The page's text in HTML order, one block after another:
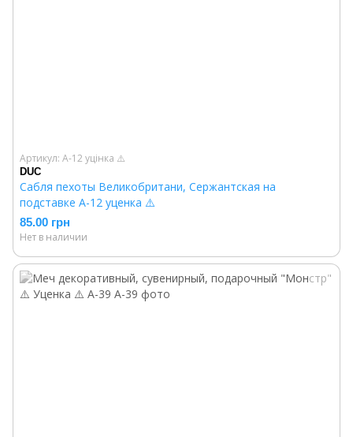
Артикул: A-12 уцінка ⚠️
DUC
Сабля пехоты Великобритани, Сержантская на
подставке A-12 уценка ⚠️
85.00 грн
Нет в наличии